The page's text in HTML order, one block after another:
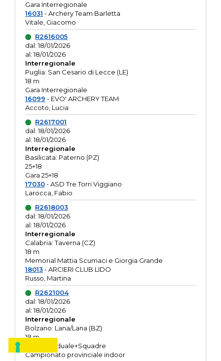
Gara Interregionale
16031 - Archery Team Barletta
Vitale, Giacomo
R2616005
dal: 18/01/2026
al: 18/01/2026
Interregionale
Puglia: San Cesario di Lecce (LE)
18 m
Gara Interregionale
16099 - EVO' ARCHERY TEAM
Accoto, Lucia
R2617001
dal: 18/01/2026
al: 18/01/2026
Interregionale
Basilicata: Paterno (PZ)
25+18
Gara 25+18
17030- ASD Tre Torri Viggiano
Larocca, Fabio
R2618003
dal: 18/01/2026
al: 18/01/2026
Interregionale
Calabria: Taverna (CZ)
18 m
Memorial Mattia Scumaci e Giorgia Grande
18013- ARCIERI CLUB LIDO
Russo, Martina
R2621004
dal: 18/01/2026
al: 18/01/2026
Interregionale
Bolzano: Lana/Lana (BZ)
18 m
O.R. Individuale+Squadre
Campionato provinciale indoor